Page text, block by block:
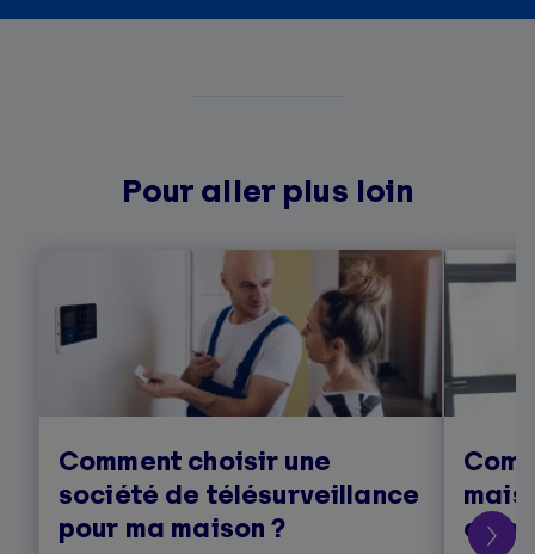
Pour aller plus loin
Comment choisir une
société de télésurveillance
pour ma maison ?